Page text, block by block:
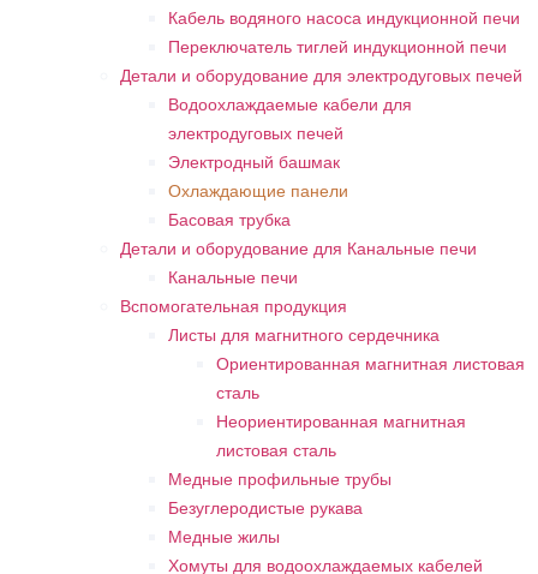
Кабель водяного насоса индукционной печи
Переключатель тиглей индукционной печи
Детали и оборудование для электродуговых печей
Водоохлаждаемые кабели для
электродуговых печей
Электродный башмак
Охлаждающие панели
Басовая трубка
Детали и оборудование для Канальные печи
Канальные печи
Вспомогательная продукция
Листы для магнитного сердечника
Ориентированная магнитная листовая
сталь
Неориентированная магнитная
листовая сталь
Медные профильные трубы
Безуглеродистые рукава
Медные жилы
Хомуты для водоохлаждаемых кабелей